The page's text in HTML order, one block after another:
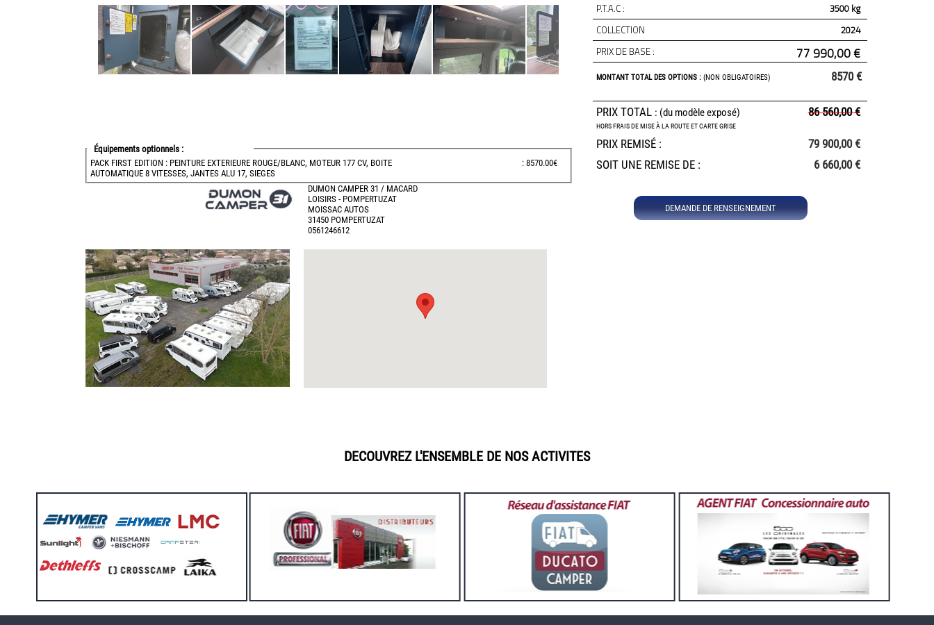
Équipements optionnels :
PACK FIRST EDITION : PEINTURE EXTERIEURE ROUGE/BLANC, MOTEUR 177 CV, BOITE
AUTOMATIQUE 8 VITESSES, JANTES ALU 17, SIEGES
: 8570.00€
DUMON CAMPER 31 / MACARD
LOISIRS - POMPERTUZAT
MOISSAC AUTOS
31450 POMPERTUZAT
0561246612
P.T.A.C :
3500 kg
COLLECTION
2024
PRIX DE BASE :
77 990,00 €
MONTANT TOTAL DES OPTIONS : (NON OBLIGATOIRES) 8570 €
PRIX TOTAL : (du modèle exposé)
HORS FRAIS DE MISE À LA ROUTE ET CARTE GRISE
86 560,00 €
PRIX REMISÉ :
79 900,00 €
SOIT UNE REMISE DE :
6 660,00 €
DEMANDE DE RENSEIGNEMENT
DECOUVREZ L'ENSEMBLE DE NOS ACTIVITES